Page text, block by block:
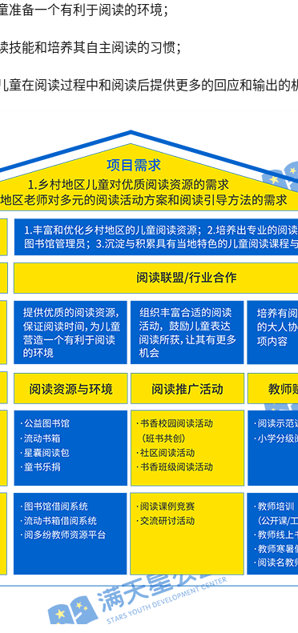
备一个有利于阅读的环境；
能和培养其自主阅读的习惯；
在阅读过程中和阅读后提供更多的回应和输出的